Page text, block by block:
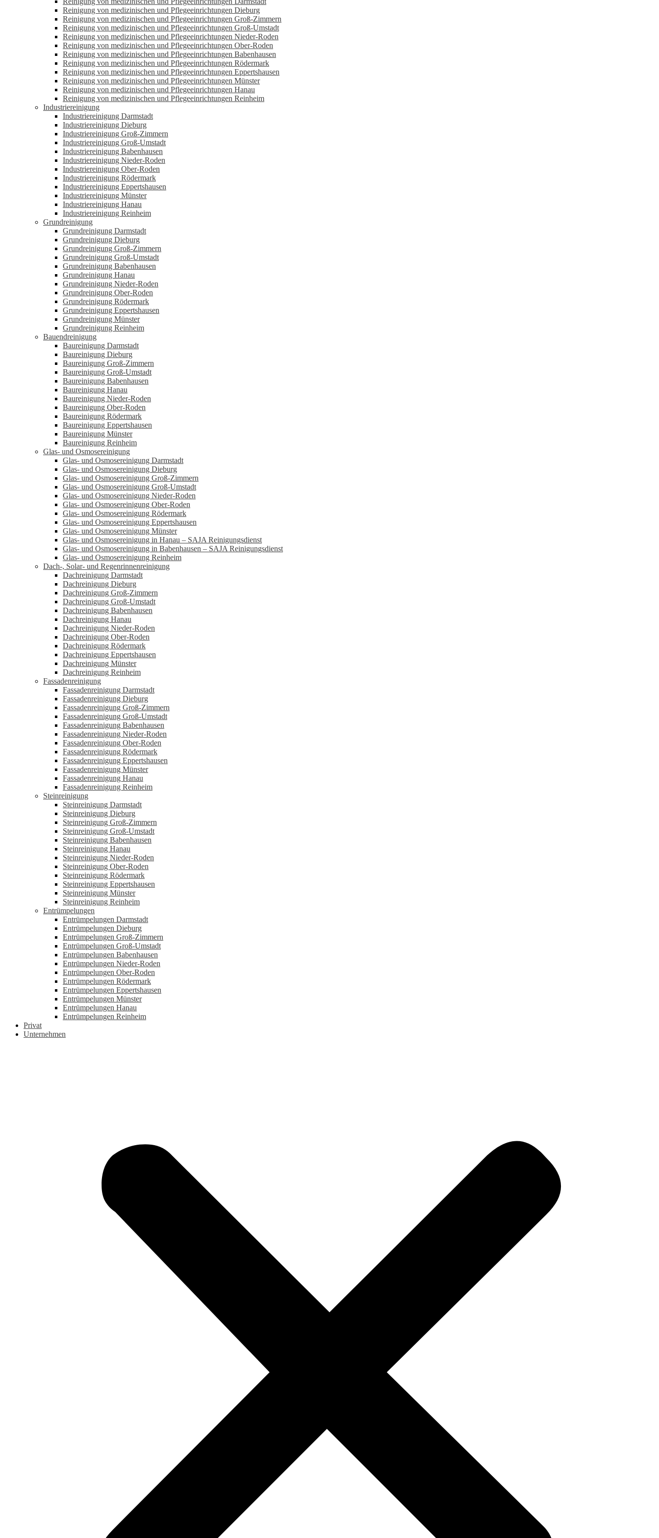
Reinigung von medizinischen und Pflegeeinrichtungen Dieburg
Reinigung von medizinischen und Pflegeeinrichtungen Groß-Zimmern
Reinigung von medizinischen und Pflegeeinrichtungen Groß-Umstadt
Reinigung von medizinischen und Pflegeeinrichtungen Nieder-Roden
Reinigung von medizinischen und Pflegeeinrichtungen Ober-Roden
Reinigung von medizinischen und Pflegeeinrichtungen Babenhausen
Reinigung von medizinischen und Pflegeeinrichtungen Rödermark
Reinigung von medizinischen und Pflegeeinrichtungen Eppertshausen
Reinigung von medizinischen und Pflegeeinrichtungen Münster
Reinigung von medizinischen und Pflegeeinrichtungen Hanau
Reinigung von medizinischen und Pflegeeinrichtungen Reinheim
Industriereinigung
Industriereinigung Darmstadt
Industriereinigung Dieburg
Industriereinigung Groß-Zimmern
Industriereinigung Groß-Umstadt
Industriereinigung Babenhausen
Industriereinigung Nieder-Roden
Industriereinigung Ober-Roden
Industriereinigung Rödermark
Industriereinigung Eppertshausen
Industriereinigung Münster
Industriereinigung Hanau
Industriereinigung Reinheim
Grundreinigung
Grundreinigung Darmstadt
Grundreinigung Dieburg
Grundreinigung Groß-Zimmern
Grundreinigung Groß-Umstadt
Grundreinigung Babenhausen
Grundreinigung Hanau
Grundreinigung Nieder-Roden
Grundreinigung Ober-Roden
Grundreinigung Rödermark
Grundreinigung Eppertshausen
Grundreinigung Münster
Grundreinigung Reinheim
Bauendreinigung
Baureinigung Darmstadt
Baureinigung Dieburg
Baureinigung Groß-Zimmern
Baureinigung Groß-Umstadt
Baureinigung Babenhausen
Baureinigung Hanau
Baureinigung Nieder-Roden
Baureinigung Ober-Roden
Baureinigung Rödermark
Baureinigung Eppertshausen
Baureinigung Münster
Baureinigung Reinheim
Glas- und Osmosereinigung
Glas- und Osmosereinigung Darmstadt
Glas- und Osmosereinigung Dieburg
Glas- und Osmosereinigung Groß-Zimmern
Glas- und Osmosereinigung Groß-Umstadt
Glas- und Osmosereinigung Nieder-Roden
Glas- und Osmosereinigung Ober-Roden
Glas- und Osmosereinigung Rödermark
Glas- und Osmosereinigung Eppertshausen
Glas- und Osmosereinigung Münster
Glas- und Osmosereinigung in Hanau – SAJA Reinigungsdienst
Glas- und Osmosereinigung in Babenhausen – SAJA Reinigungsdienst
Glas- und Osmosereinigung Reinheim
Dach-, Solar- und Regenrinnenreinigung
Dachreinigung Darmstadt
Dachreinigung Dieburg
Dachreinigung Groß-Zimmern
Dachreinigung Groß-Umstadt
Dachreinigung Babenhausen
Dachreinigung Hanau
Dachreinigung Nieder-Roden
Dachreinigung Ober-Roden
Dachreinigung Rödermark
Dachreinigung Eppertshausen
Dachreinigung Münster
Dachreinigung Reinheim
Fassadenreinigung
Fassadenreinigung Darmstadt
Fassadenreinigung Dieburg
Fassadenreinigung Groß-Zimmern
Fassadenreinigung Groß-Umstadt
Fassadenreinigung Babenhausen
Fassadenreinigung Nieder-Roden
Fassadenreinigung Ober-Roden
Fassadenreinigung Rödermark
Fassadenreinigung Eppertshausen
Fassadenreinigung Münster
Fassadenreinigung Hanau
Fassadenreinigung Reinheim
Steinreinigung
Steinreinigung Darmstadt
Steinreinigung Dieburg
Steinreinigung Groß-Zimmern
Steinreinigung Groß-Umstadt
Steinreinigung Babenhausen
Steinreinigung Hanau
Steinreinigung Nieder-Roden
Steinreinigung Ober-Roden
Steinreinigung Rödermark
Steinreinigung Eppertshausen
Steinreinigung Münster
Steinreinigung Reinheim
Entrümpelungen
Entrümpelungen Darmstadt
Entrümpelungen Dieburg
Entrümpelungen Groß-Zimmern
Entrümpelungen Groß-Umstadt
Entrümpelungen Babenhausen
Entrümpelungen Nieder-Roden
Entrümpelungen Ober-Roden
Entrümpelungen Rödermark
Entrümpelungen Eppertshausen
Entrümpelungen Münster
Entrümpelungen Hanau
Entrümpelungen Reinheim
Privat
Unternehmen